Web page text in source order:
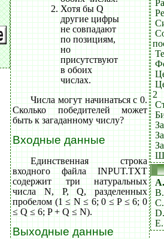
Хотя бы Q
другие цифры
не совпадают
по позициям,
но
присутствуют
в обоих
числах.
Числа могут начинаться с 0.
Сколько победителей может
быть к загаданному числу?
Входные данные
Единственная строка
входного файла INPUT.TXT
содержит три натуральных
числа N, P, Q, разделенных
пробелом (1 ≤ N ≤ 6; 0 ≤ P ≤ 6; 0
≤ Q ≤ 6; P + Q ≤ N).
Выходные данные
2